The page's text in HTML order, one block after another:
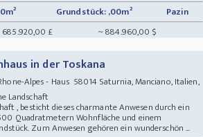
Grundstück: ,00m²
Pazin
685.920,00 £ ~ 884.960,00 $
in der Toskana
Alpes - Haus 58014 Saturnia, Manciano, Italien,
Landschaft
, besticht dieses charmante Anwesen durch ein
Quadratmetern Wohnfläche und einem
Zum Anwesen gehören ein wunderschön ...